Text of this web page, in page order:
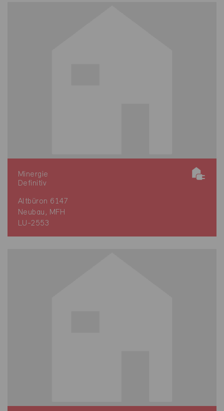
Minergie
Definitiv
Altbüron 6147
Neubau, MFH
LU-2553